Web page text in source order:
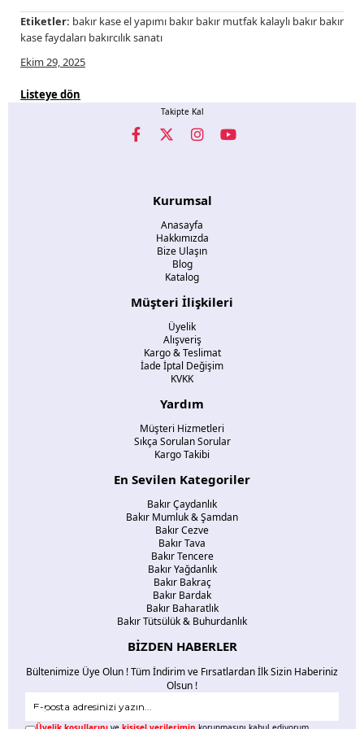
dekoratif olarak meyvelik, kuruyemişlik veya evinizde
anahtarlık gibi objeleri toplamak için şık bir düzenleyici olarak
kullanılabilir.
Geleneksel Ayurveda inancına göre, bakır bir kapta
(genellikle sürahi veya bardak) gece boyu bekletilen suyu
içmek, bakırın oligodinamik etkisinden (antibakteriyel)
bağışıklığı desteklemeye yardımcı olduğuna inanılır. Ancak bu
genellikle kalaysız bakır bardaklar için geçerli bir ritüeldir.
Etiketler: bakır kase el yapımı bakır bakır mutfak kalaylı bakır bakır
kase faydaları bakırcılık sanatı
Ekim 29, 2025
Listeye dön
Takipte Kal
Kurumsal
Anasayfa
Hakkımızda
Bize Ulaşın
Blog
Katalog
Müşteri İlişkileri
Üyelik
Alışveriş
Kargo & Teslimat
İade İptal Değişim
KVKK
Yardım
Müşteri Hizmetleri
Sıkça Sorulan Sorular
Kargo Takibi
En Sevilen Kategoriler
Bakır Çaydanlık
Bakır Mumluk & Şamdan
Bakır Cezve
Bakır Tava
Bakır Tencere
Bakır Yağdanlık
Bakır Bakraç
Bakır Bardak
Bakır Baharatlık
Bakır Tütsülük & Buhurdanlık
BİZDEN HABERLER
Bültenimize Üye Olun ! Tüm İndirim ve Fırsatlardan İlk Sizin Haberiniz
Olsun !